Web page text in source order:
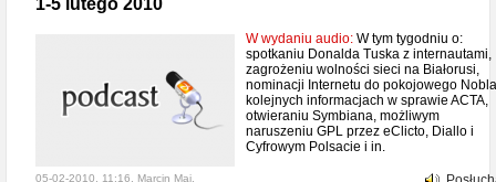
1-5 lutego 2010
W wydaniu audio: W tym tygodniu o:
spotkaniu Donalda Tuska z internautami,
zagrożeniu wolności sieci na Białorusi,
nominacji Internetu do pokojowego
kolejnych informacjach w sprawie ACTA,
otwieraniu Symbiana, możliwym
naruszeniu GPL przez eClicto, Diallo i
Cyfrowym Polsacie i in.
05-02-2010, 11:16, Marcin Maj,